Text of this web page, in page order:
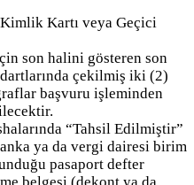
Kartı veya Geçici
son halini gösteren son
çekilmiş iki (2)
başvuru işleminden
“Tahsil Edilmiştir”
ya da vergi dairesi birim
pasaport defter